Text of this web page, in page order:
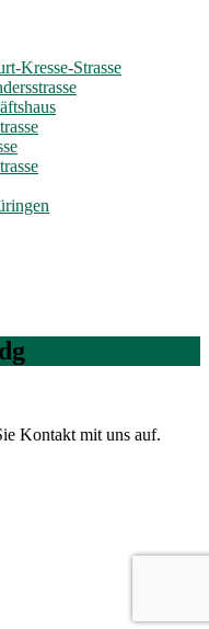
Kresse-Strasse
Kontakt mit uns auf.